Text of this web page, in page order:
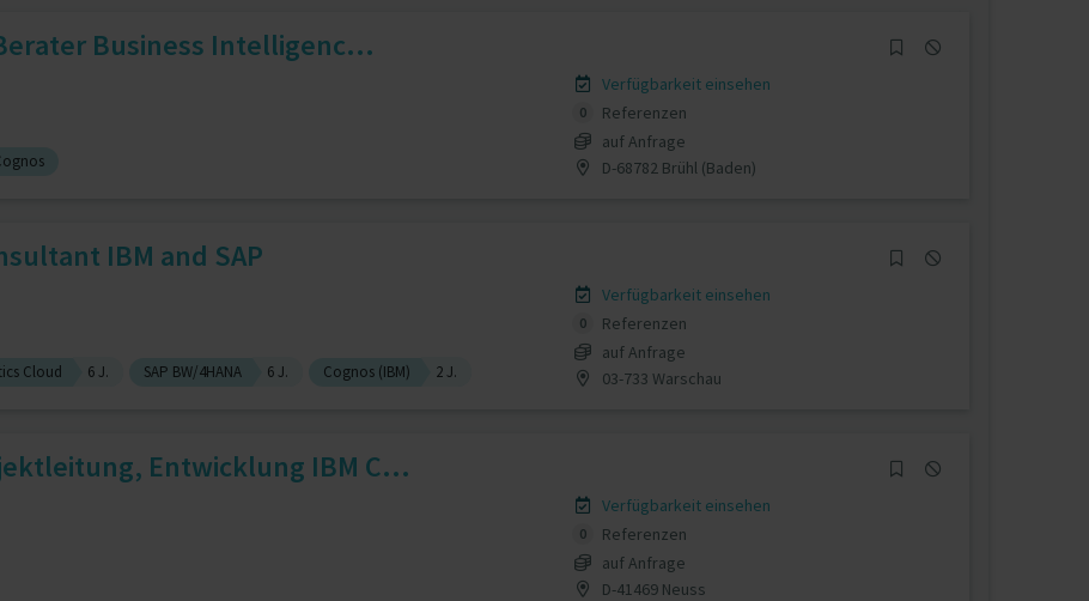
Business Intelligenc...
Verfügbarkeit einsehen
0
Referenzen
auf Anfrage
D-68782 Brühl (Baden)
IBM and SAP
Cloud 6 J. SAP BW/4HANA 6 J. Cognos (IBM) 2 J.
Verfügbarkeit einsehen
0
Referenzen
auf Anfrage
03-733 Warschau
Entwicklung IBM C...
Verfügbarkeit einsehen
0
Referenzen
auf Anfrage
D-41469 Neuss